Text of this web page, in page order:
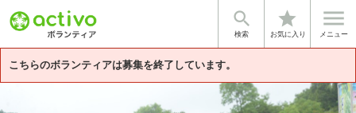

検索
star
お気に入り

メニュー
こちらのボランティアは募集を終了しています。
基本情報 主催：NPO法人日本トレイルランサ... 募集詳細 体験談